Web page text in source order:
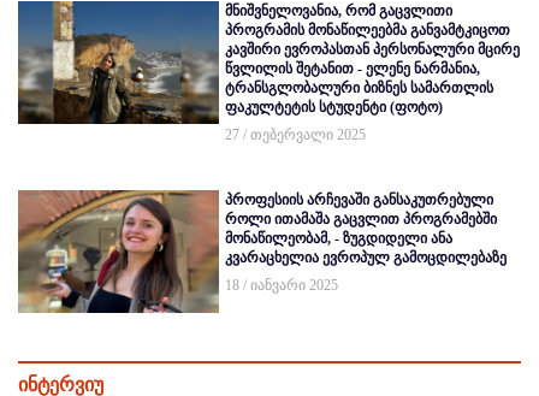
მნიშვნელოვანია, რომ გაცვლითი
პროგრამის მონაწილეებმა განვამტკიცოთ
კავშირი ევროპასთან პერსონალური მცირე
წვლილის შეტანით - ელენე ნარმანია,
ტრანსგლობალური ბიზნეს სამართლის
ფაკულტეტის სტუდენტი (ფოტო)
27 / თებერვალი 2025
პროფესიის არჩევაში განსაკუთრებული
როლი ითამაშა გაცვლით პროგრამებში
მონაწილეობამ, - ზუგდიდელი ანა
კვარაცხელია ევროპულ გამოცდილებაზე
18 / იანვარი 2025
ინტერვიუ